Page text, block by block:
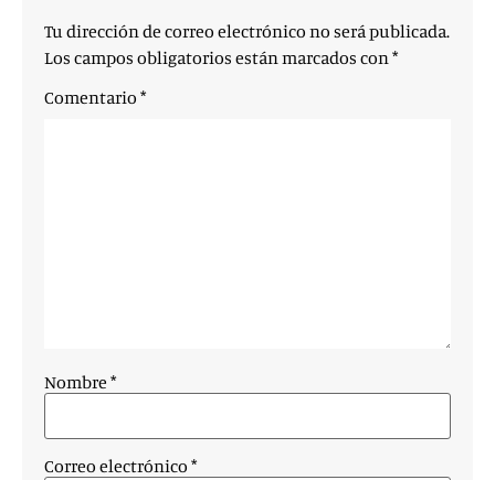
Tu dirección de correo electrónico no será publicada.
Los campos obligatorios están marcados con*
Comentario *
Nombre *
Correo electrónico *